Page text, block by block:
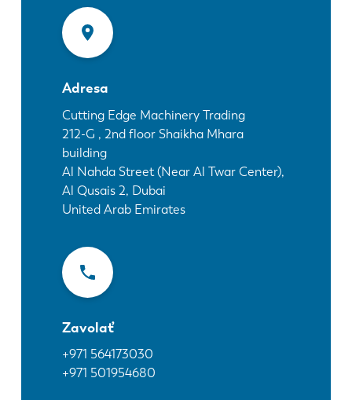
Adresa
Cutting Edge Machinery Trading
212-G , 2nd floor Shaikha Mhara
building
Al Nahda Street (Near Al Twar Center),
Al Qusais 2, Dubai
United Arab Emirates
Zavolať
+971 564173030
+971 501954680
Objavte LVD
Príbehy zákazníkov
Podujatia
Stredisko zdrojov
Priemyselné odvetvia a riešenia
Kontaktujte nás